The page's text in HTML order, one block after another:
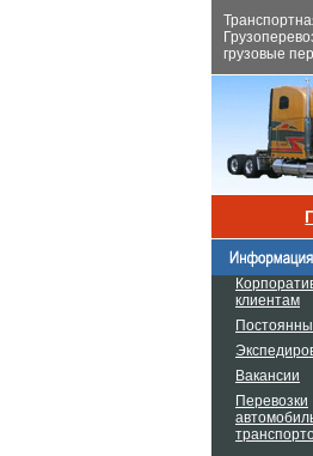
грузовые
клиентам
Вакансии
Перевозки